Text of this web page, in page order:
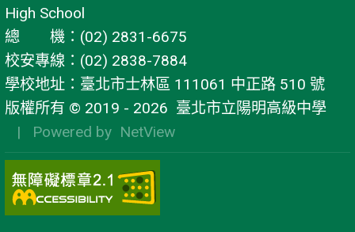
High School
總 機：(02) 2831-6675
校安專線：(02) 2838-7884
學校地址：臺北市士林區 111061 中正路 510 號
版權所有 © 2019 - 2026 臺北市立陽明高級中學
| Powered by NetView